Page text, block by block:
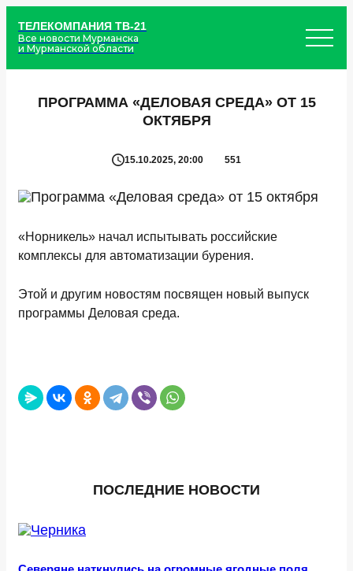
ТЕЛЕКОМПАНИЯ ТВ-21
Все новости Мурманска
и Мурманской области
ПРОГРАММА «ДЕЛОВАЯ СРЕДА» ОТ 15
ОКТЯБРЯ
15.10.2025, 20:00 551
«Норникель» начал испытывать российские
комплексы для автоматизации бурения.
Этой и другим новостям посвящен новый выпуск
программы Деловая среда.
ПОСЛЕДНИЕ НОВОСТИ